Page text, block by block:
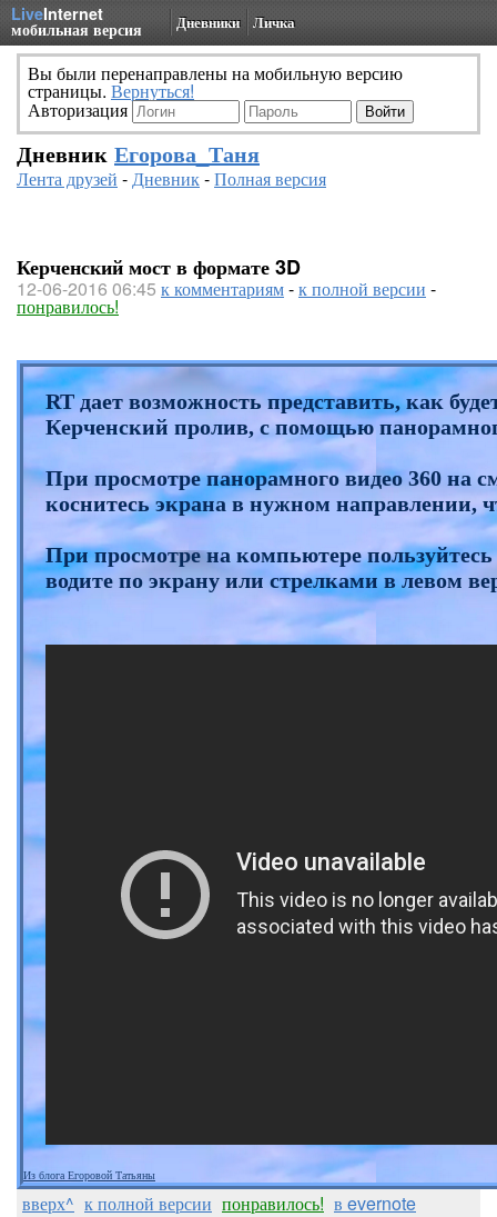
LiveInternet
мобильная версия Дневники Личка
Вы были перенаправлены на мобильную версию
страницы. Вернуться!
Авторизация
Дневник Егорова_Таня
Лента друзей -Дневник-Полная версия
Керченский мост в формате 3D
12-06-2016 06:45 к комментариям-к полной версии -
понравилось!
RT дает возможность представить, как
Керченский пролив, с помощью
При просмотре панорамного видео 360 на
коснитесь экрана в нужном направлении,
При просмотре на компьютере
водите по экрану или стрелками в левом
Из блога Егоровой Татьяны
вверх^ к полной версии понравилось! в evernote